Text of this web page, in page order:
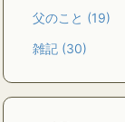
父のこと (19)
雑記 (30)